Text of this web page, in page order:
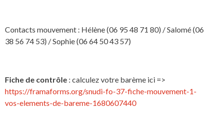
Contacts mouvement : Hélène (06 95 48 71 80) / Salomé (06
38 56 74 53) / Sophie (06 64 50 43 57)
Fiche de contrôle : calculez votre barème ici =>
https://framaforms.org/snudi-fo-37-fiche-mouvement-1-
vos-elements-de-bareme-1680607440